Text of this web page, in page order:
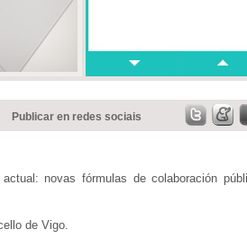
Publicar en redes sociais
novas fórmulas de colaboración
de Vigo.